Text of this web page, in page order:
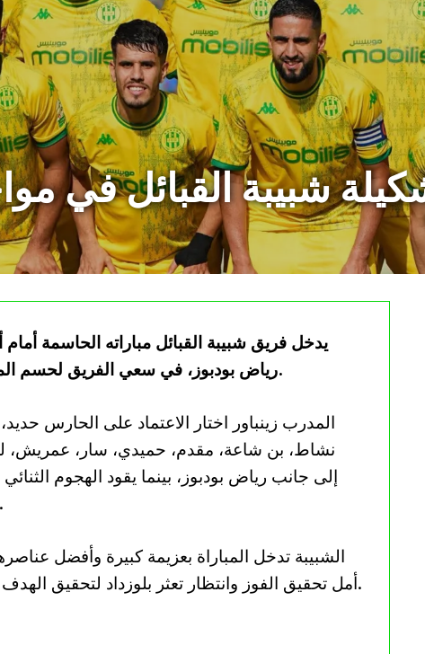
شبيبة القبائل في
يدخل فريق شبيبة القبائل مباراته الحاسمة
رياض بودبوز، في سعي الفريق لحسم المرتبة الثانية المؤهلة إلى دوري أبطال إفريقيا.
المدرب زينباور اختار الاعتماد على الحارس
نشاط، بن شاعة، مقدم، حميدي، سار، عمريش،
إلى جانب رياض بودبوز، بينما يقود الهجوم الثنائي
وبركان.
الشبيبة تدخل المباراة بعزيمة كبيرة وأفضل
أمل تحقيق الفوز وانتظار تعثر بلوزداد لتحقيق الهدف القاري.